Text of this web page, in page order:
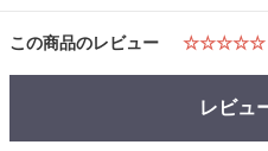
この商品のレビュー ☆☆☆☆☆
レビュ